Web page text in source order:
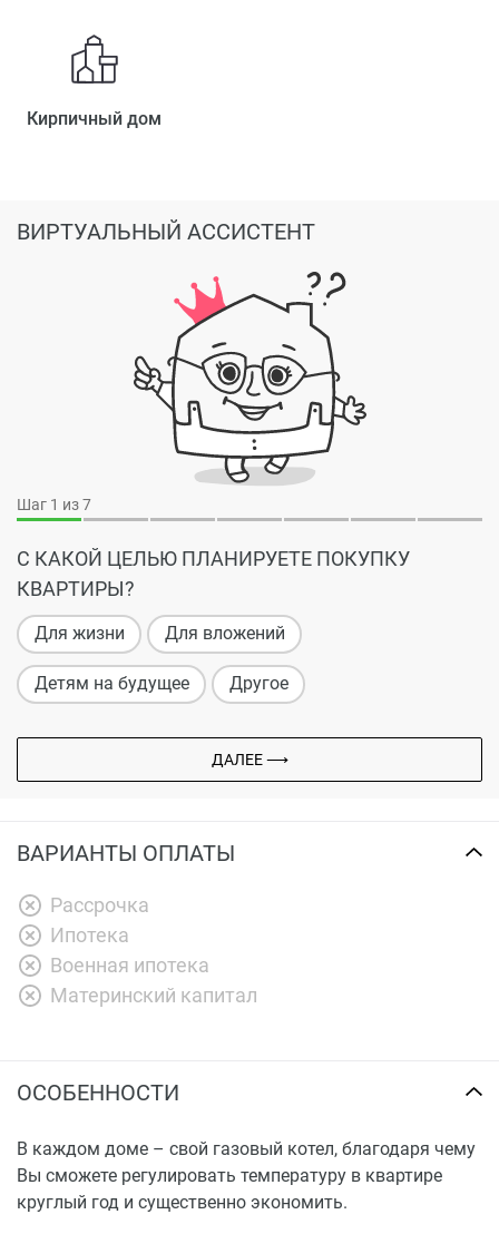
Кирпичный дом
Шаг 1 из 7
С КАКОЙ ЦЕЛЬЮ ПЛАНИРУЕТЕ ПОКУПКУ
КВАРТИРЫ?
Для жизни Для вложений
Детям на будущее Другое
ДАЛЕЕ ⟶
ВИРТУАЛЬНЫЙ АССИСТЕНТ
ВАРИАНТЫ ОПЛАТЫ
Рассрочка
Ипотека
Военная ипотека
Материнский капитал
ОСОБЕННОСТИ
В каждом доме – свой газовый котел, благодаря чему
Вы сможете регулировать температуру в квартире
круглый год и существенно экономить.